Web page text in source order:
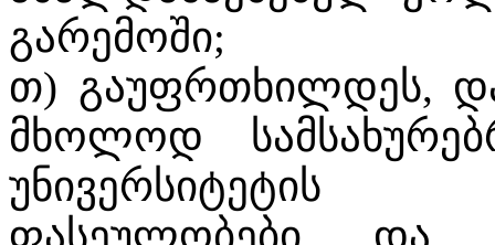
გარემოში;
თ) გაუფრთხილდეს,
მხოლოდ
უნივერსიტეტის
ფასეულობები და